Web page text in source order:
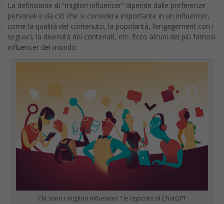
La definizione di “migliori influencer” dipende dalle preferenze
personali e da ciò che si considera importante in un influencer,
come la qualità del contenuto, la popolarità, l’engagement con i
seguaci, la diversità dei contenuti, etc. Ecco alcuni dei più famosi
influencer del mondo:
Chi sono i migliori influencer ? le risposte di ChatGPT